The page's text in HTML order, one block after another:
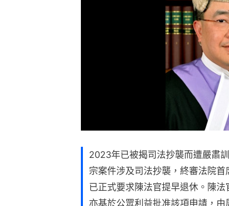
2023年已被揭司法抄襲而遭嚴肅
宗案件涉及司法抄襲，終審法院
已正式要求陳法官提早退休。陳
亦基於公眾利益批准該項申請，由